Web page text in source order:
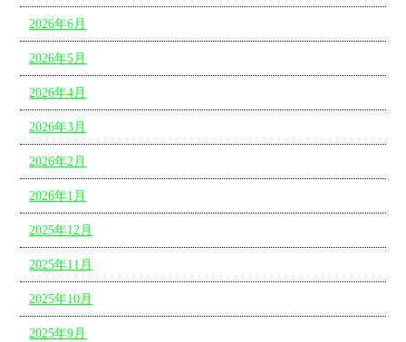
2026年6月
2026年5月
2026年4月
2026年3月
2026年2月
2026年1月
2025年12月
2025年11月
2025年10月
2025年9月